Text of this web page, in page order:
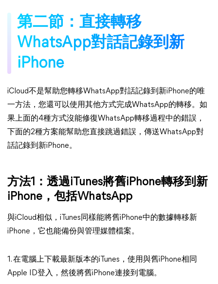
第二節：直接轉移
WhatsApp對話記錄到新
iPhone
iCloud不是幫助您轉移WhatsApp對話記錄到新iPhone的唯
一方法，您還可以使用其他方式完成WhatsApp的轉移。如
果上面的4種方式沒能修復WhatsApp轉移過程中的錯誤，
下面的2種方案能幫助您直接跳過錯誤，傳送WhatsApp對
話記錄到新iPhone。
方法1：透過iTunes將舊iPhone轉移到新
iPhone，包括WhatsApp
與iCloud相似，iTunes同樣能將舊iPhone中的數據轉移新
iPhone，它也能備份與管理媒體檔案。
1. 在電腦上下載最新版本的iTunes，使用與舊iPhone相同
Apple ID登入，然後將舊iPhone連接到電腦。